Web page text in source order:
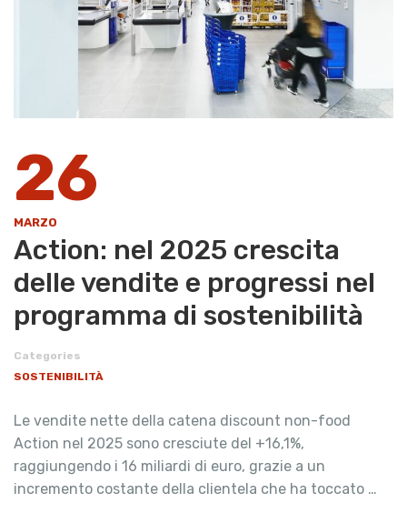
26
MARZO
Action: nel 2025 crescita
delle vendite e progressi nel
programma di sostenibilità
Categories
SOSTENIBILITÀ
Le vendite nette della catena discount non-food
Action nel 2025 sono cresciute del +16,1%,
raggiungendo i 16 miliardi di euro, grazie a un
incremento costante della clientela che ha toccato …